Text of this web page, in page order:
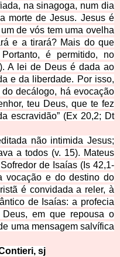
na sinagoga, num dia
morte de Jesus. Jesus é
de vós tem uma ovelha
e a tirará? Mais do que
é permitido, no
A lei de Deus é dada ao
e da liberdade. Por isso,
decálogo, há evocação
teu Deus, que te fez
escravidão” (Ex 20,2; Dt
não intimida Jesus;
a todos (v. 15). Mateus
de Isaías (Is 42,1-
vocação e do destino do
é convidada a reler, à
de Isaías: a profecia
em que repousa o
uma mensagem salvífica
sj